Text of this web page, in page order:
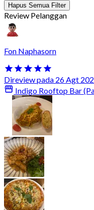
Hapus Semua Filter
Review Pelanggan
Fon Naphasorn
Direview pada 26 Agt
Indigo Rooftop Bar